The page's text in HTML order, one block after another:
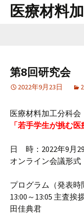
医療材料
第8回研究会
2022年9月23日
医療材料加工分科
「若手学生が挑む
日 時：2022年9月
オンライン会議形式
プログラム（発表時
13:00～13:05 主査
田佳典君